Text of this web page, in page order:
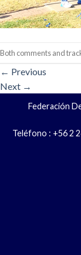
Both comments and
← Previous
Next →
Federación
Teléfono : +56 2